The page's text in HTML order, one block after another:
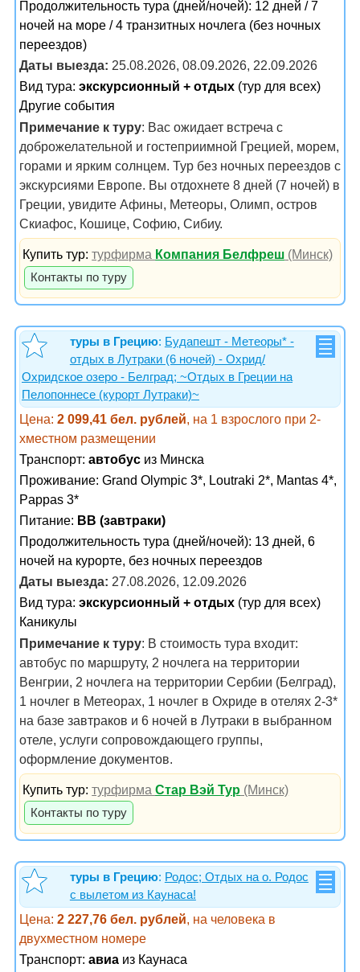
Продолжительность тура (дней/ночей): 12 дней / 7
ночей на море / 4 транзитных ночлега (без ночных
переездов)
Даты выезда: 25.08.2026, 08.09.2026, 22.09.2026
Вид тура: экскурсионный + отдых (тур для всех)
Другие события
Примечание к туру: Вас ожидает встреча с
доброжелательной и гостеприимной Грецией, морем,
горами и ярким солнцем. Тур без ночных переездов с
экскурсиями Европе. Вы отдохнете 8 дней (7 ночей) в
Греции, увидите Афины, Метеоры, Олимп, остров
Скиафос, Кошице, Софию, Сибиу.
Купить тур:турфирма Компания Белфреш (Минск)
Контакты по туру
туры в Грецию: Будапешт - Метеоры* -
отдых в Лутраки (6 ночей) - Охрид/
Охридское озеро - Белград; ~Отдых в Греции на
Пелопоннесе (курорт Лутраки)~
Цена: 2 099,41 бел. рублей, на 1 взрослого при 2-
хместном размещении
Транспорт: автобус из Минска
Проживание: Grand Olympic 3*, Loutraki 2*, Mantas 4*,
Pappas 3*
Питание: BB (завтраки)
Продолжительность тура (дней/ночей): 13 дней, 6
ночей на курорте, без ночных переездов
Даты выезда: 27.08.2026, 12.09.2026
Вид тура: экскурсионный + отдых (тур для всех)
Каникулы
Примечание к туру: В стоимость тура входит:
автобус по маршруту, 2 ночлега на территории
Венгрии, 2 ночлега на территории Сербии (Белград),
1 ночлег в Метеорах, 1 ночлег в Охриде в отелях 2-3*
на базе завтраков и 6 ночей в Лутраки в выбранном
отеле, услуги сопровождающего группы,
оформление документов.
Купить тур:турфирмаСтар Вэй Тур (Минск)
Контакты по туру
туры в Грецию: Родос; Отдых на о. Родос
с вылетом из Каунаса!
Цена: 2 227,76 бел. рублей, на человека в
двухместном номере
Транспорт: авиа из Каунаса